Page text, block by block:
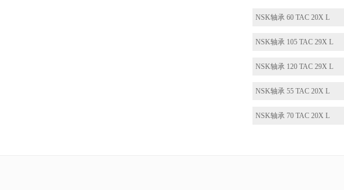
NSK轴承 60 TAC 20X L
NSK轴承 105 TAC 29X L
NSK轴承 120 TAC 29X L
NSK轴承 55 TAC 20X L
NSK轴承 70 TAC 20X L